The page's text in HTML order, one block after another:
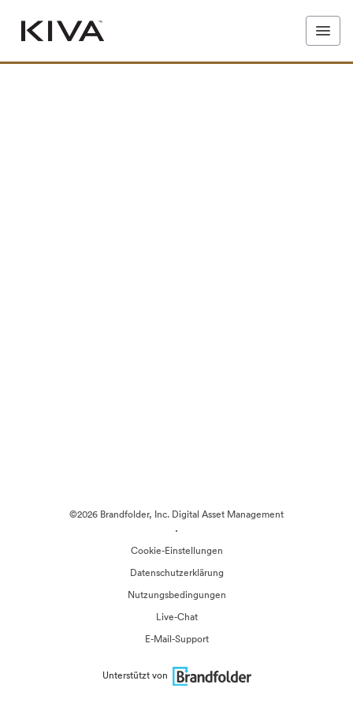
©2026 Brandfolder, Inc. Digital Asset Management
·
Cookie-Einstellungen
Datenschutzerklärung
Nutzungsbedingungen
Live-Chat
E-Mail-Support
Unterstützt von